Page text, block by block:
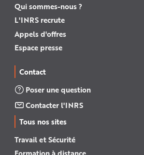
Qui sommes-nous ?
L'INRS recrute
Appels d'offres
Espace presse
Contact
Poser une question
Contacter l'INRS
Tous nos sites
Travail et Sécurité